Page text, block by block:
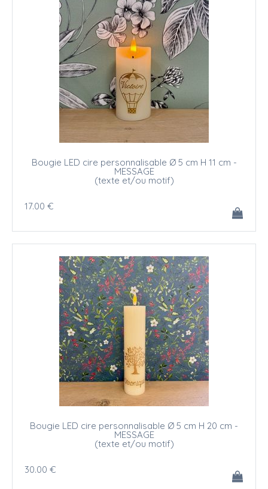
Bougie LED cire personnalisable Ø 5 cm H 11 cm -
MESSAGE
(texte et/ou motif)
17.00 €
Bougie LED cire personnalisable Ø 5 cm H 20 cm -
MESSAGE
(texte et/ou motif)
30.00 €